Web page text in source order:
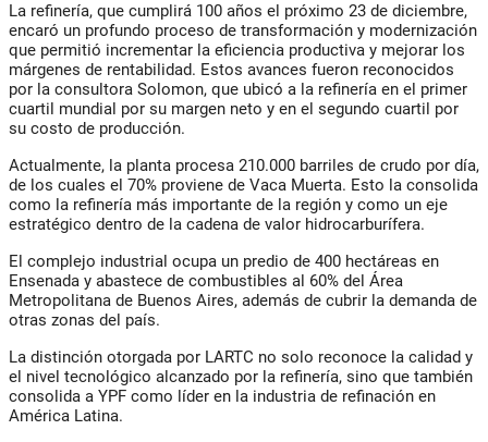
La refinería, que cumplirá 100 años el próximo 23 de diciembre,
encaró un profundo proceso de transformación y modernización
que permitió incrementar la eficiencia productiva y mejorar los
márgenes de rentabilidad. Estos avances fueron reconocidos
por la consultora Solomon, que ubicó a la refinería en el primer
cuartil mundial por su margen neto y en el segundo cuartil por
su costo de producción.
Actualmente, la planta procesa 210.000 barriles de crudo por día,
de los cuales el 70% proviene de Vaca Muerta. Esto la consolida
como la refinería más importante de la región y como un eje
estratégico dentro de la cadena de valor hidrocarburífera.
El complejo industrial ocupa un predio de 400 hectáreas en
Ensenada y abastece de combustibles al 60% del Área
Metropolitana de Buenos Aires, además de cubrir la demanda de
otras zonas del país.
La distinción otorgada por LARTC no solo reconoce la calidad y
el nivel tecnológico alcanzado por la refinería, sino que también
consolida a YPF como líder en la industria de refinación en
América Latina.